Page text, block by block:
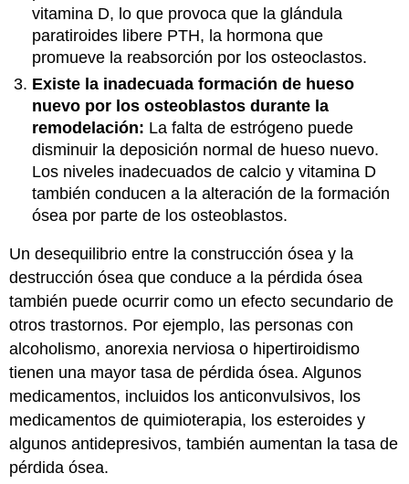
vitamina D, lo que provoca que la glándula
paratiroides libere PTH, la hormona que
promueve la reabsorción por los osteoclastos.
Existe la inadecuada formación de hueso
nuevo por los osteoblastos durante la
remodelación: La falta de estrógeno puede
disminuir la deposición normal de hueso nuevo.
Los niveles inadecuados de calcio y vitamina D
también conducen a la alteración de la formación
ósea por parte de los osteoblastos.
Un desequilibrio entre la construcción ósea y la
destrucción ósea que conduce a la pérdida ósea
también puede ocurrir como un efecto secundario de
otros trastornos. Por ejemplo, las personas con
alcoholismo, anorexia nerviosa o hipertiroidismo
tienen una mayor tasa de pérdida ósea. Algunos
medicamentos, incluidos los anticonvulsivos, los
medicamentos de quimioterapia, los esteroides y
algunos antidepresivos, también aumentan la tasa de
pérdida ósea.